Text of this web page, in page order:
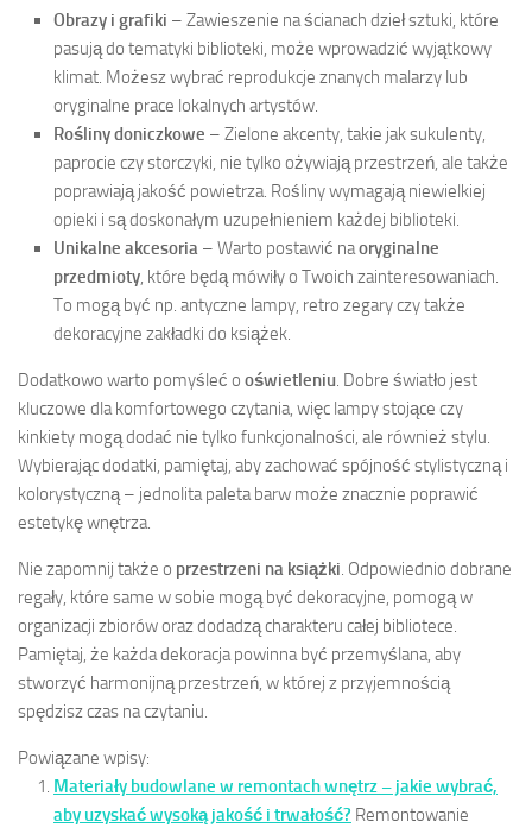
Obrazy i grafiki – Zawieszenie na ścianach dzieł sztuki, które
pasują do tematyki biblioteki, może wprowadzić wyjątkowy
klimat. Możesz wybrać reprodukcje znanych malarzy lub
oryginalne prace lokalnych artystów.
Rośliny doniczkowe – Zielone akcenty, takie jak sukulenty,
paprocie czy storczyki, nie tylko ożywiają przestrzeń, ale także
poprawiają jakość powietrza. Rośliny wymagają niewielkiej
opieki i są doskonałym uzupełnieniem każdej biblioteki.
Unikalne akcesoria – Warto postawić naoryginalne
przedmioty, które będą mówiły o Twoich zainteresowaniach.
To mogą być np. antyczne lampy, retro zegary czy także
dekoracyjne zakładki do książek.
Dodatkowo warto pomyśleć o oświetleniu. Dobre światło jest
kluczowe dla komfortowego czytania, więc lampy stojące czy
kinkiety mogą dodać nie tylko funkcjonalności, ale również stylu.
Wybierając dodatki, pamiętaj, aby zachować spójność stylistyczną i
kolorystyczną – jednolita paleta barw może znacznie poprawić
estetykę wnętrza.
Nie zapomnij także o przestrzeni na książki. Odpowiednio dobrane
regały, które same w sobie mogą być dekoracyjne, pomogą w
organizacji zbiorów oraz dodadzą charakteru całej bibliotece.
Pamiętaj, że każda dekoracja powinna być przemyślana, aby
stworzyć harmonijną przestrzeń, w której z przyjemnością
spędzisz czas na czytaniu.
Powiązane wpisy:
Materiały budowlane w remontach wnętrz – jakie wybrać,
aby uzyskać wysoką jakość i trwałość? Remontowanie